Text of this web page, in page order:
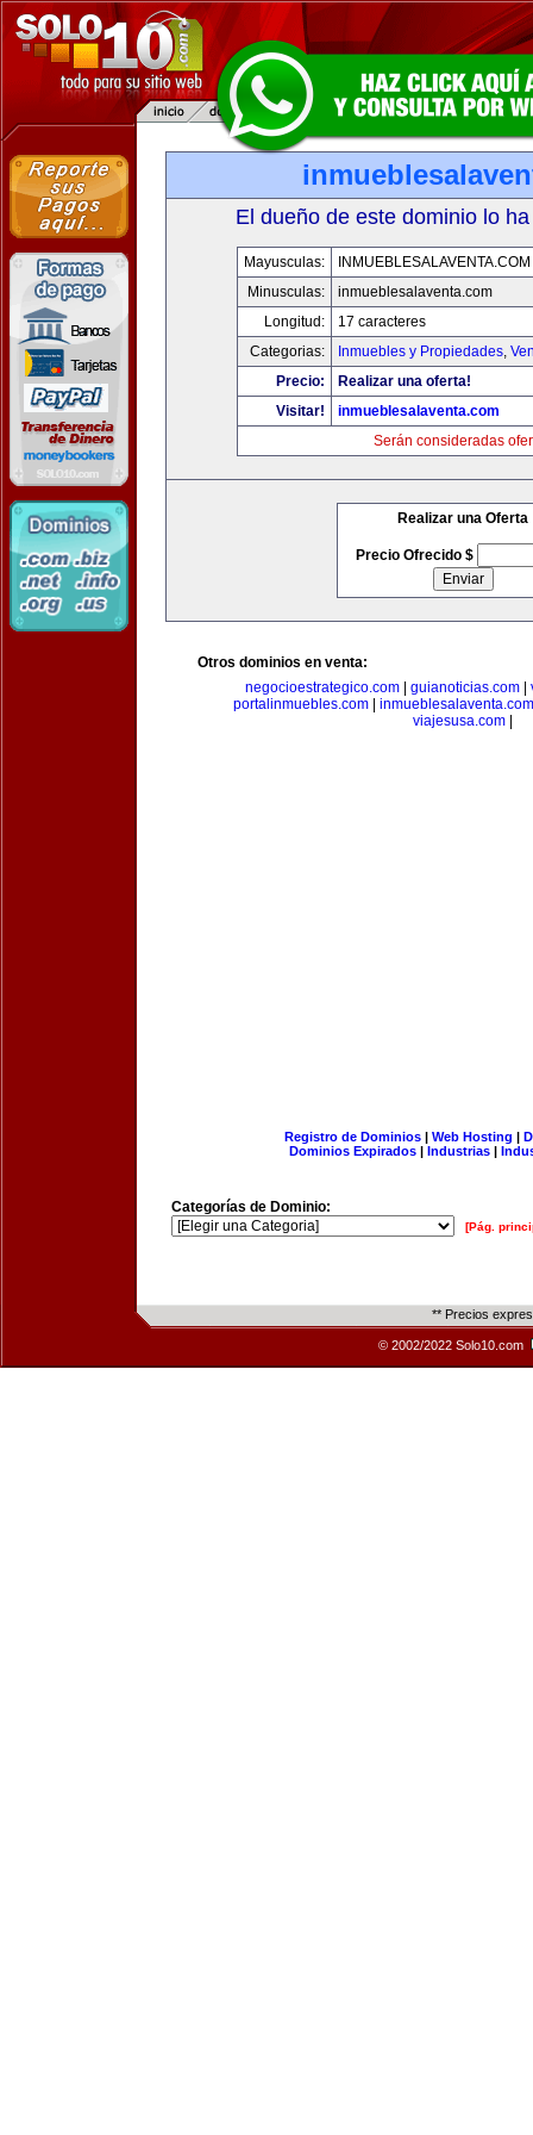
El dueño de este dominio lo
Mayusculas:
INMUEBLESALAVENTA.COM
Minusculas:
inmueblesalaventa.com
Longitud:
17 caracteres
Categorias:
Inmuebles y Propiedades,
Precio:
Realizar una oferta!
Visitar!
inmueblesalaventa.com
Serán consideradas
Realizar una Oferta
Precio Ofrecido $
Otros dominios en venta:
negocioestrategico.com| guianoticias.com|
portalinmuebles.com
inmueblesalaventa.com
viajesusa.com
Registro de Dominios| Web Hosting |
Dominios Expirados | Industrias |
Categorías de Dominio:
[Pág.
** Precios
© 2002/2022 Solo10.com